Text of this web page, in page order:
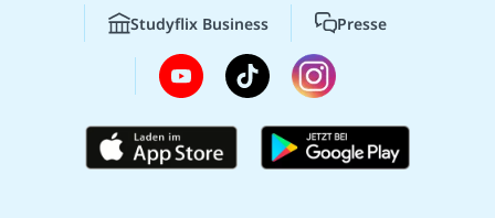
Studyflix Business Presse